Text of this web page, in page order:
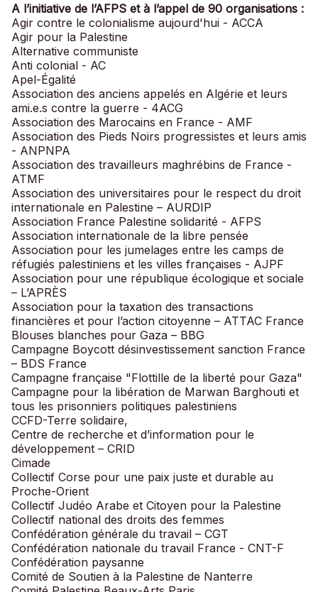
A l’initiative de l’AFPS et à l’appel de 90 organisations :
Agir contre le colonialisme aujourd'hui - ACCA
Agir pour la Palestine
Alternative communiste
Anti colonial - AC
Apel-Égalité
Association des anciens appelés en Algérie et leurs
ami.e.s contre la guerre - 4ACG
Association des Marocains en France - AMF
Association des Pieds Noirs progressistes et leurs amis
- ANPNPA
Association des travailleurs maghrébins de France -
ATMF
Association des universitaires pour le respect du droit
internationale en Palestine – AURDIP
Association France Palestine solidarité - AFPS
Association internationale de la libre pensée
Association pour les jumelages entre les camps de
réfugiés palestiniens et les villes françaises - AJPF
Association pour une république écologique et sociale
– L’APRÈS
Association pour la taxation des transactions
financières et pour l’action citoyenne – ATTAC France
Blouses blanches pour Gaza – BBG
Campagne Boycott désinvestissement sanction France
– BDS France
Campagne française "Flottille de la liberté pour Gaza"
Campagne pour la libération de Marwan Barghouti et
tous les prisonniers politiques palestiniens
CCFD-Terre solidaire,
Centre de recherche et d’information pour le
développement – CRID
Cimade
Collectif Corse pour une paix juste et durable au
Proche-Orient
Collectif Judéo Arabe et Citoyen pour la Palestine
Collectif national des droits des femmes
Confédération générale du travail – CGT
Confédération nationale du travail France - CNT-F
Confédération paysanne
Comité de Soutien à la Palestine de Nanterre